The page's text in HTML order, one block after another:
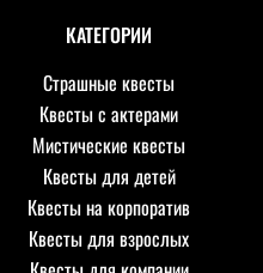
КАТЕГОРИИ
Страшные квесты
Квесты с актерами
Мистические квесты
Квесты для детей
Квесты на корпоратив
Квесты для взрослых